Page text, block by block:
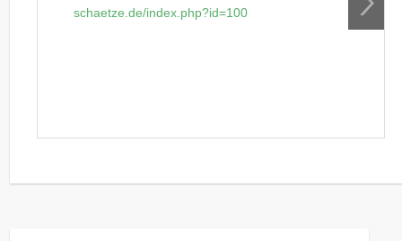
schaetze.de/index.php?id=100